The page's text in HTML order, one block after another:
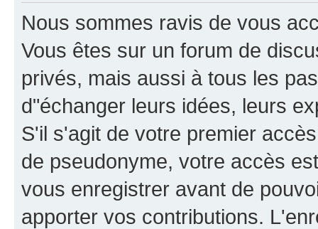
Nous sommes ravis de vous
Vous êtes sur un forum de
privés, mais aussi à tous les
d"échanger leurs idées, leurs
S'il s'agit de votre premier
de pseudonyme, votre accès
vous enregistrer avant de
apporter vos contributions.